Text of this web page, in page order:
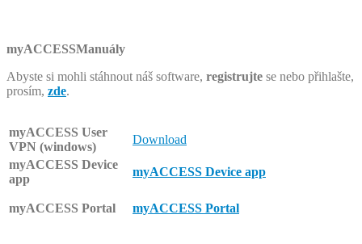
myACCESSManuály
Abyste si mohli stáhnout náš software, registrujte se nebo přihlašte,
prosím, zde.
myACCESS User
VPN (windows)
Download
myACCESS Device
app
myACCESS Device app
myACCESS Portal myACCESS Portal